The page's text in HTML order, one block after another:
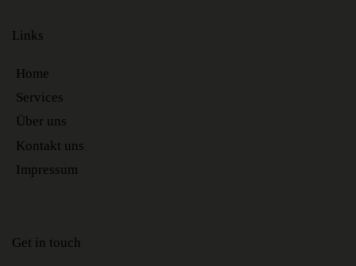
Links
Home
Services
Über uns
Kontakt uns
Impressum
Get in touch